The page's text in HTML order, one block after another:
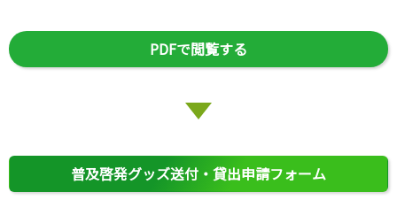
PDFで閲覧する
普及啓発グッズ送付・ 貸出申請フォーム